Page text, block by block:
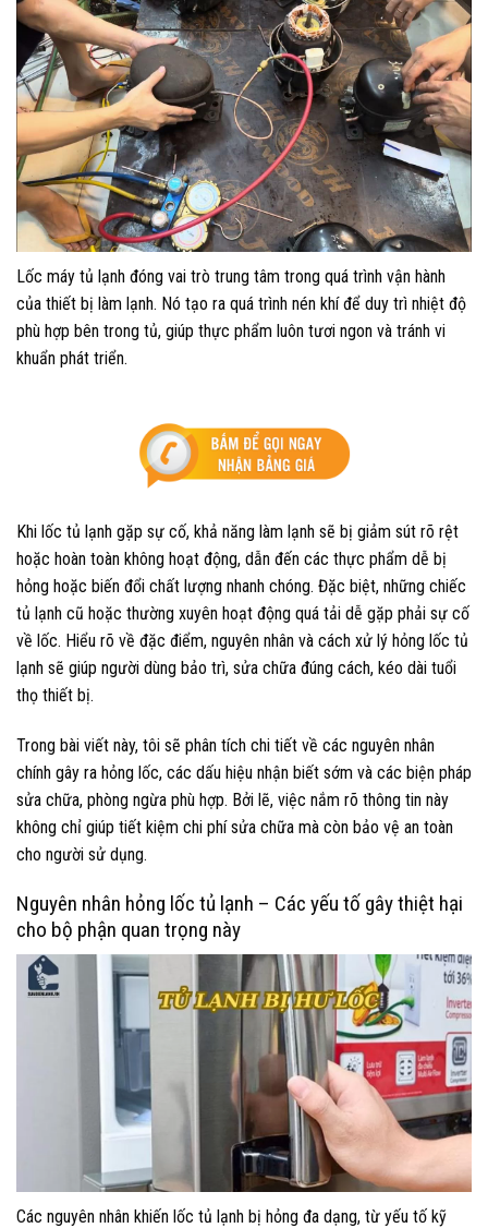
Lốc máy tủ lạnh đóng vai trò trung tâm trong quá trình vận hành
của thiết bị làm lạnh. Nó tạo ra quá trình nén khí để duy trì nhiệt độ
phù hợp bên trong tủ, giúp thực phẩm luôn tươi ngon và tránh vi
khuẩn phát triển.
Khi lốc tủ lạnh gặp sự cố, khả năng làm lạnh sẽ bị giảm sút rõ rệt
hoặc hoàn toàn không hoạt động, dẫn đến các thực phẩm dễ bị
hỏng hoặc biến đổi chất lượng nhanh chóng. Đặc biệt, những chiếc
tủ lạnh cũ hoặc thường xuyên hoạt động quá tải dễ gặp phải sự cố
về lốc. Hiểu rõ về đặc điểm, nguyên nhân và cách xử lý hỏng lốc tủ
lạnh sẽ giúp người dùng bảo trì, sửa chữa đúng cách, kéo dài tuổi
thọ thiết bị.
Trong bài viết này, tôi sẽ phân tích chi tiết về các nguyên nhân
chính gây ra hỏng lốc, các dấu hiệu nhận biết sớm và các biện pháp
sửa chữa, phòng ngừa phù hợp. Bởi lẽ, việc nắm rõ thông tin này
không chỉ giúp tiết kiệm chi phí sửa chữa mà còn bảo vệ an toàn
cho người sử dụng.
Nguyên nhân hỏng lốc tủ lạnh – Các yếu tố gây thiệt hại
cho bộ phận quan trọng này
Các nguyên nhân khiến lốc tủ lạnh bị hỏng đa dạng, từ yếu tố kỹ